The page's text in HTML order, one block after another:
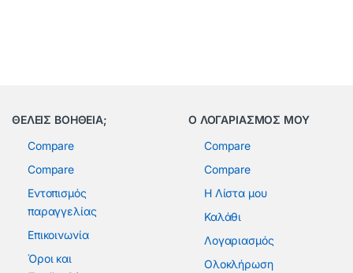
ΘΕΛΕΙΣ ΒΟΗΘΕΙΑ;
Compare
Compare
Εντοπισμός
παραγγελίας
Επικοινωνία
Όροι και
Ο ΛΟΓΑΡΙΑΣΜΟΣ ΜΟΥ
Compare
Compare
Η Λίστα μου
Καλάθι
Λογαριασμός
Ολοκλήρωση